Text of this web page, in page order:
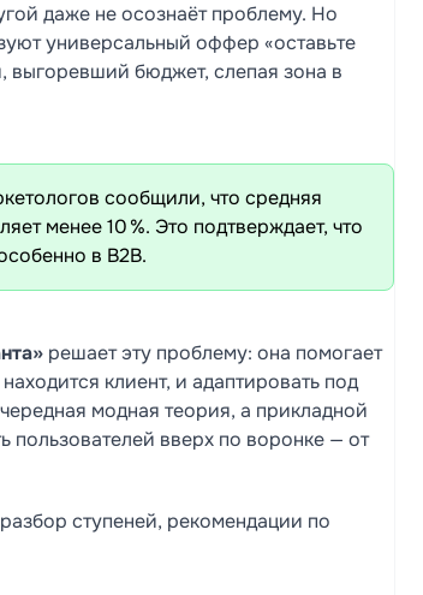
даже не осознаёт проблему. Но
универсальный оффер «оставьте
выгоревший бюджет, слепая зона в
сообщили, что средняя
менее 10 %. Это подтверждает, что
в B2B.
решает эту проблему: она помогает
клиент, и адаптировать под
модная теория, а прикладной
пользователей вверх по воронке — от
ступеней, рекомендации по